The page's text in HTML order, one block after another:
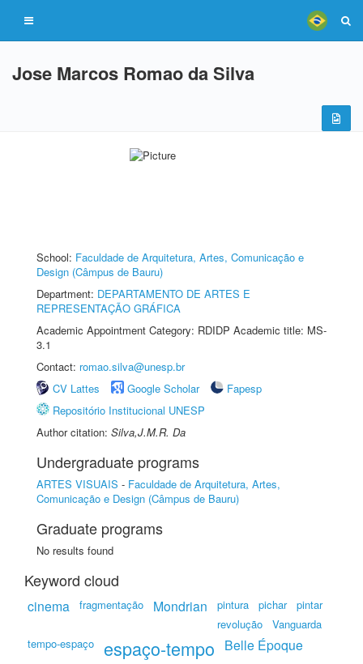
Jose Marcos Romao da Silva
School: Faculdade de Arquitetura, Artes, Comunicação e
Design (Câmpus de Bauru)
Department: DEPARTAMENTO DE ARTES E
REPRESENTAÇÃO GRÁFICA
Academic Appointment Category: RDIDP Academic title: MS-
3.1
Contact: romao.silva@unesp.br
CV Lattes
Google Scholar
Fapesp
Repositório Institucional UNESP
Author citation: Silva,J.M.R. Da
Undergraduate programs
ARTES VISUAIS - Faculdade de Arquitetura, Artes,
Comunicação e Design (Câmpus de Bauru)
Graduate programs
No results found
Keyword cloud
cinema fragmentação Mondrian pintura pichar
pintar
revolução
Vanguarda
tempo-espaço
espaço-tempo
Belle Époque